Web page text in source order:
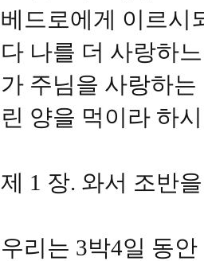
베드로에게 이르시
다 나를 더 사랑하
가 주님을 사랑하
린 양을 먹이라 하
제 1 장. 와서 조반
우리는 3박4일 동